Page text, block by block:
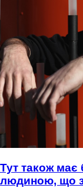
Тут також має
людиною, що